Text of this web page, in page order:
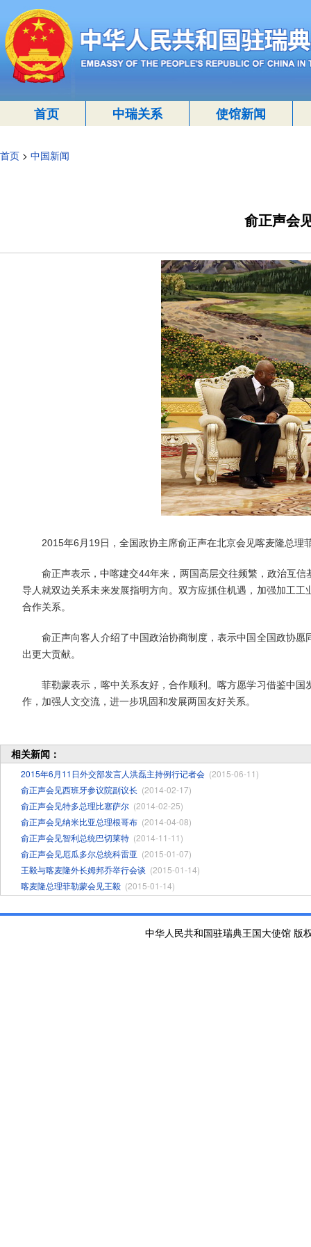
首页 中瑞关系 使馆新闻
首页 > 中国新闻
俞正声会
2015年6月19日，全国政协主席俞正声在北京会见喀麦隆总理
俞正声表示，中喀建交44年来，两国高层交往频繁，政治互信
导人就双边关系未来发展指明方向。双方应抓住机遇，加强加工
合作关系。
俞正声向客人介绍了中国政治协商制度，表示中国全国政协愿
出更大贡献。
菲勒蒙表示，喀中关系友好，合作顺利。喀方愿学习借鉴中国
作，加强人文交流，进一步巩固和发展两国友好关系。
相关新闻：
2015年6月11日外交部发言人洪磊主持例行记者会 (2015-06-11)
俞正声会见西班牙参议院副议长 (2014-02-17)
俞正声会见特多总理比塞萨尔 (2014-02-25)
俞正声会见纳米比亚总理根哥布 (2014-04-08)
俞正声会见智利总统巴切莱特 (2014-11-11)
俞正声会见厄瓜多尔总统科雷亚 (2015-01-07)
王毅与喀麦隆外长姆邦乔举行会谈 (2015-01-14)
喀麦隆总理菲勒蒙会见王毅 (2015-01-14)
中华人民共和国驻瑞典王国大使馆 版